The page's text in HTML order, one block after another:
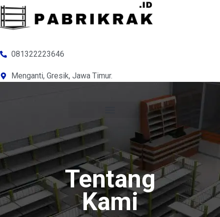
081322223646
Menganti, Gresik, Jawa Timur.
Tentang
Kami